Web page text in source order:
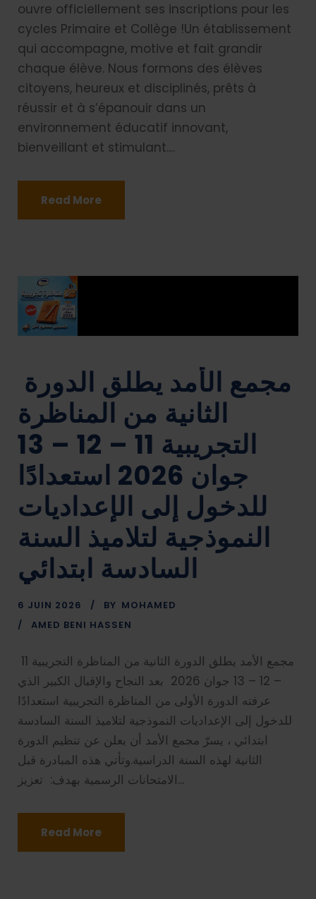
ouvre officiellement ses inscriptions pour les
cycles Primaire et Collège !Un établissement
qui accompagne, motive et fait grandir
chaque élève. Nous formons des élèves
citoyens, heureux et disciplinés, prêts à
réussir et à s’épanouir dans un
environnement éducatif innovant,
bienveillant et stimulant....
Read More
الثانية من المناظرة
التجريبية 11 – 12 – 13
جوان 2026 استعدادًا
للدخول إلى الإعداديات
النموذجية لتلاميذ السنة
السادسة ابتدائي
6 JUIN 2026 BY MOHAMED
AMED BENI HASSEN
– 12 – 13 جوان 2026 بعد النجاح والإقبال الكبير الذي
عرفته الدورة الأولى من المناظرة التجريبية استعدادًا
للدخول إلى الإعداديات النموذجية لتلاميذ السنة السادسة
ابتدائي ، يسرّ مجمع الأمد أن يعلن عن تنظيم الدورة
الثانية لهذه السنة الدراسية.وتأتي هذه المبادرة قبل
الامتحانات الرسمية بهدف: تعزيز...
Read More